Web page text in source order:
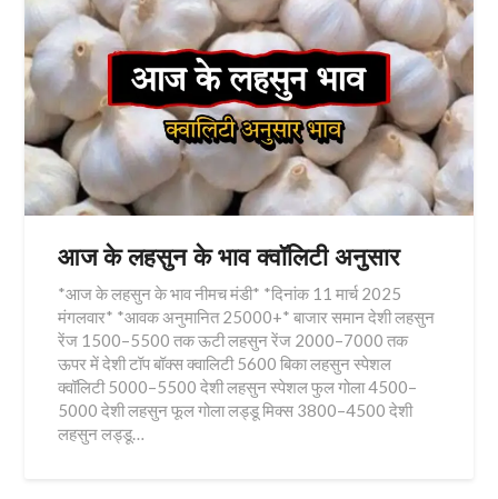
आज के लहसुन के भाव क्वॉलिटी अनुसार
*आज के लहसुन के भाव नीमच मंडी* *दिनांक 11 मार्च 2025
मंगलवार* *आवक अनुमानित 25000+* बाजार समान देशी लहसुन
रेंज 1500–5500 तक ऊटी लहसुन रेंज 2000–7000 तक
ऊपर में देशी टॉप बॉक्स क्वालिटी 5600 बिका लहसुन स्पेशल
क्वॉलिटी 5000–5500 देशी लहसुन स्पेशल फुल गोला 4500–
5000 देशी लहसुन फूल गोला लड्डू मिक्स 3800–4500 देशी
लहसुन लड्डू…